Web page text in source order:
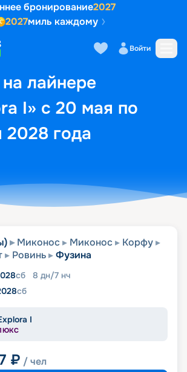
бронирование2027
2027миль каждому
Войти
лайнере
I» с 20 мая по
2028 года
Выбор кают Маршрут и
Миконос Миконос
Корфу
Ровинь Фузина
сб 8 дн/7 нч
сб
I
₽ / чел